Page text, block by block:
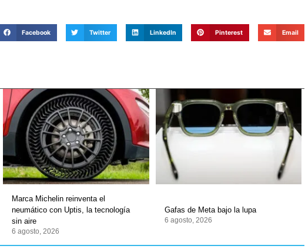
Facebook Twitter LinkedIn Pinterest Email
Marca Michelin reinventa el
neumático con Uptis, la tecnología
sin aire
6 agosto, 2026
Gafas de Meta bajo la lupa
6 agosto, 2026